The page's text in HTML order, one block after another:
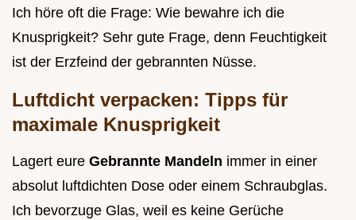
Ich höre oft die Frage: Wie bewahre ich die
Knusprigkeit? Sehr gute Frage, denn Feuchtigkeit
ist der Erzfeind der gebrannten Nüsse.
Luftdicht verpacken: Tipps für
maximale Knusprigkeit
Lagert eure Gebrannte Mandeln immer in einer
absolut luftdichten Dose oder einem Schraubglas.
Ich bevorzuge Glas, weil es keine Gerüche